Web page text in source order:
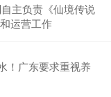
主负责《仙境传说
运营工作
！广东要求重视养